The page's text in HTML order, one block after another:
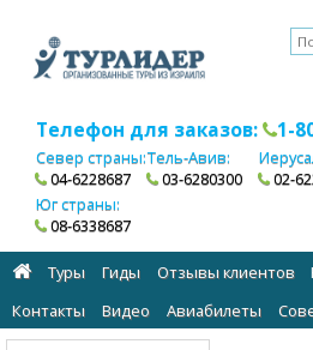
Телефон для заказов: 1-
Север страны:
04-6228687
Тель-Авив:
03-6280300
02-
Юг страны:
08-6338687
Туры Гиды Отзывы клиентов
Контакты
Видео Авиабилеты